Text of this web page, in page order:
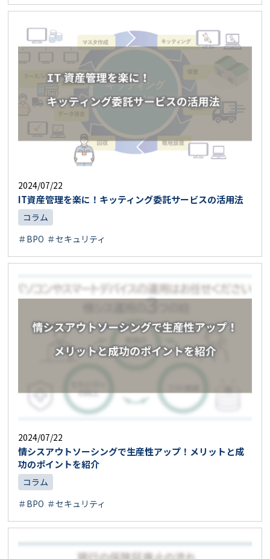
2024/07/22
IT資産管理を楽に！キッティング委託サービスの活用法
コラム
＃BPO ＃セキュリティ
2024/07/22
情シスアウトソーシングで生産性アップ！メリットと成
功のポイントを紹介
コラム
＃BPO ＃セキュリティ